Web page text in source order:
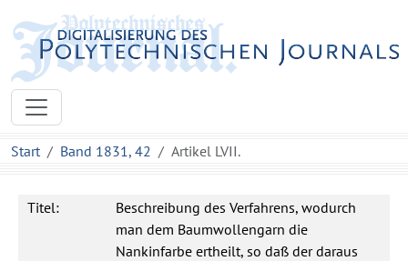
Start Band 1831, 42 Artikel LVII.
Titel:
Beschreibung des Verfahrens, wodurch
man dem Baumwollengarn die
Nankinfarbe ertheilt, so daß der daraus